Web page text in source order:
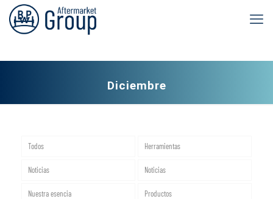
Diciembre
Todos Herramientas
Noticias Noticias
Nuestra esencia Productos